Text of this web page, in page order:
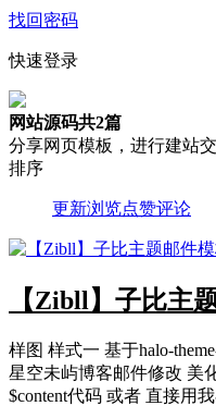
找回密码
快速登录
网站源码共2篇
分享网页模板，进行建站交
排序
更新浏览点赞评论
【Zibll】子比主
样图 样式一 基于halo-
星空未屿博客邮件修改 美
$content代码 或者 直接用